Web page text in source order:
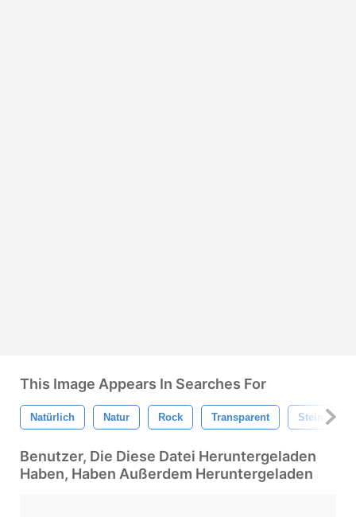
This Image Appears In Searches For
Natürlich Natur Rock Transparent Stein
Benutzer, Die Diese Datei Heruntergeladen
Haben, Haben Außerdem Heruntergeladen